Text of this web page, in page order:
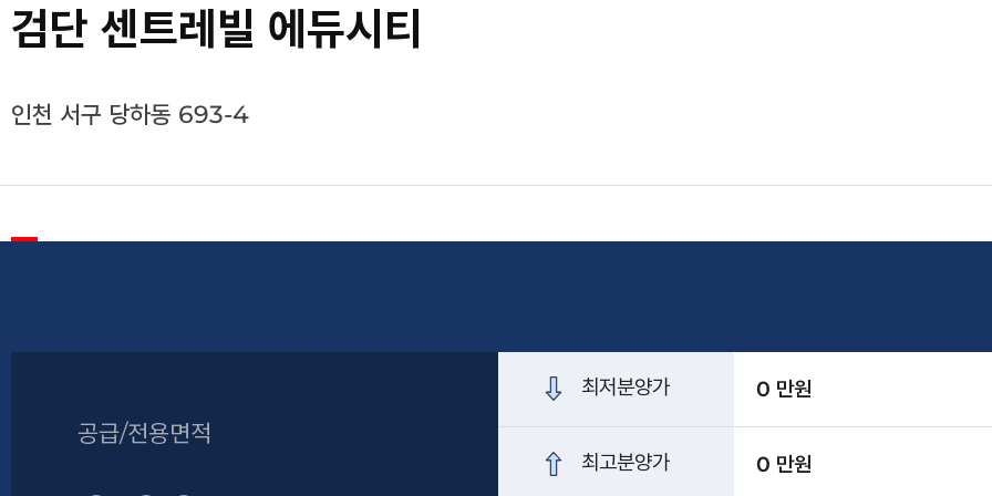
검단 센트레빌 에듀시티
인천 서구 당하동 693-4
공급/전용면적
최저분양가 0 만원
최고분양가 0 만원